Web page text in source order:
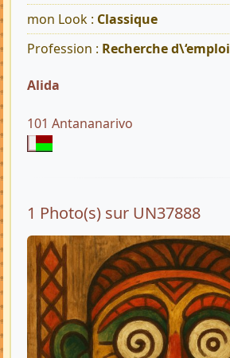
mon Look : Classique
Profession : Recherche d\‘emploi
Alida
101 Antananarivo
1 Photo(s) sur UN37888